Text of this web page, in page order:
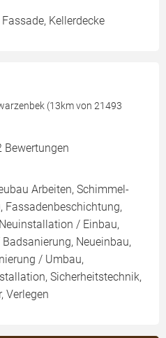
Kellerdecke
(13km von 21493
Bewertungen
Arbeiten, Schimmel-
Fassadenbeschichtung,
/ Einbau,
Neueinbau,
/ Umbau,
Sicherheitstechnik,
Verlegen